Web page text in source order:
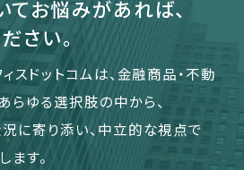
お悩みがあれば、
さい。
スドットコムは、金融商品・不動
らゆる選択肢の中から、
に寄り添い、中立的な視点で
ます。